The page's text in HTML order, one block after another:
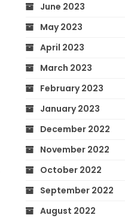
June 2023
May 2023
April 2023
March 2023
February 2023
January 2023
December 2022
November 2022
October 2022
September 2022
August 2022